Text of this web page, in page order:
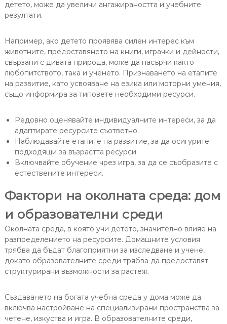
детето, може да увеличи ангажираността и учебните
резултати.
Например, ако детето проявява силен интерес към
животните, предоставянето на книги, играчки и дейности,
свързани с дивата природа, може да насърчи както
любопитството, така и ученето. Признаването на етапите
на развитие, като усвояване на езика или моторни умения,
също информира за типовете необходими ресурси.
Редовно оценявайте индивидуалните интереси, за да
адаптирате ресурсите съответно.
Наблюдавайте етапите на развитие, за да осигурите
подходящи за възрастта ресурси.
Включвайте обучение чрез игра, за да се съобразите с
естествените интереси.
Фактори на околната среда: дом
и образователни среди
Околната среда, в която учи детето, значително влияе на
разпределението на ресурсите. Домашните условия
трябва да бъдат благоприятни за изследване и учене,
докато образователните среди трябва да предоставят
структурирани възможности за растеж.
Създаването на богата учебна среда у дома може да
включва настройване на специализирани пространства за
четене, изкуства и игра. В образователните среди,